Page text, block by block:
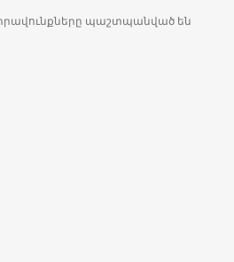
իրավունքները պաշտպանված են